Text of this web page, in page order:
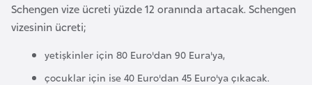
Schengen vize ücreti yüzde 12 oranında artacak. Schengen
vizesinin ücreti;
yetişkinler için 80 Euro'dan 90 Eura'ya,
çocuklar için ise 40 Euro'dan 45 Euro'ya çıkacak.
u
r